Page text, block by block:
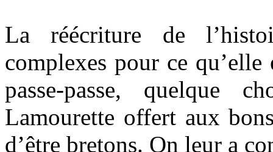
La réécriture de
complexes pour ce
passe-passe, quelque
Lamourette offert aux
d’être bretons. On leur a